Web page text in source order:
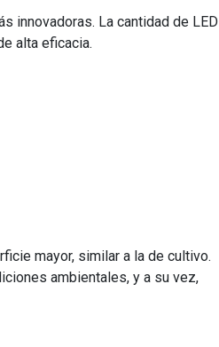
innovadoras. La cantidad de LED
alta eficacia.
mayor, similar a la de cultivo.
ambientales, y a su vez,